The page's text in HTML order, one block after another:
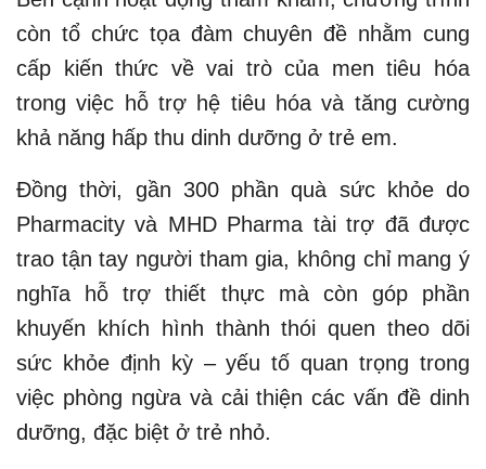
còn tổ chức tọa đàm chuyên đề nhằm cung
cấp kiến thức về vai trò của men tiêu hóa
trong việc hỗ trợ hệ tiêu hóa và tăng cường
khả năng hấp thu dinh dưỡng ở trẻ em.
Đồng thời, gần 300 phần quà sức khỏe do
Pharmacity và MHD Pharma tài trợ đã được
trao tận tay người tham gia, không chỉ mang ý
nghĩa hỗ trợ thiết thực mà còn góp phần
khuyến khích hình thành thói quen theo dõi
sức khỏe định kỳ – yếu tố quan trọng trong
việc phòng ngừa và cải thiện các vấn đề dinh
dưỡng, đặc biệt ở trẻ nhỏ.